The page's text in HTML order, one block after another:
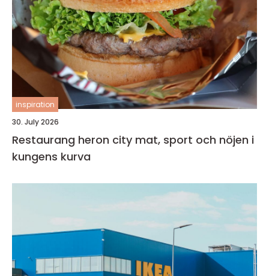
inspiration
30. July 2026
Restaurang heron city mat, sport och nöjen i
kungens kurva